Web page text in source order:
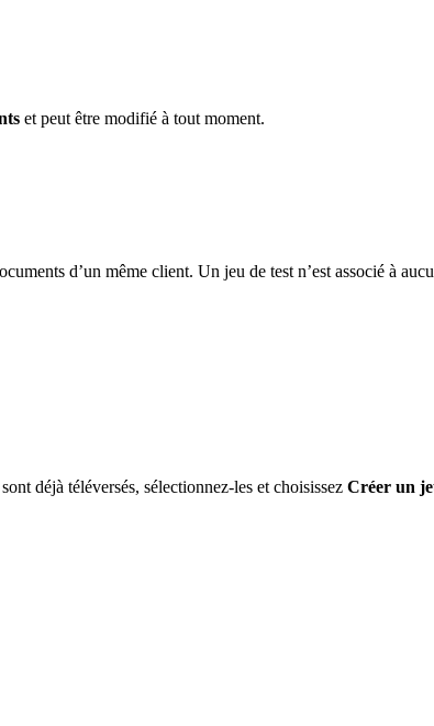
et peut être modifié à tout moment.
d’un même client. Un jeu de test n’est associé à
déjà téléversés, sélectionnez-les et choisissez Créer un